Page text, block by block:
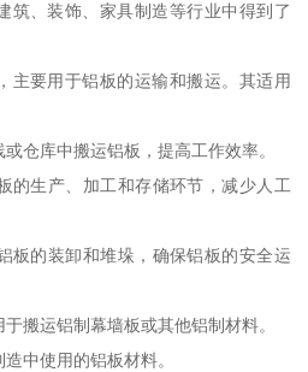
筑、装饰、家具制造等行业中得到了
主要用于铝板的运输和搬运。其适用
仓库中搬运铝板，提高工作效率。
的生产、加工和存储环节，减少人工
板的装卸和堆垛，确保铝板的安全运
搬运铝制幕墙板或其他铝制材料。
中使用的铝板材料。